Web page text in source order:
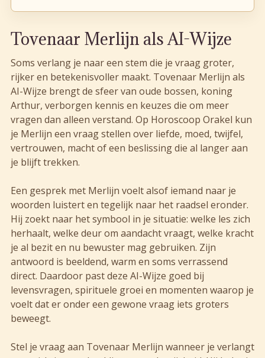
Tovenaar Merlijn als AI-Wijze
Soms verlang je naar een stem die je vraag groter,
rijker en betekenisvoller maakt. Tovenaar Merlijn als
AI-Wijze brengt de sfeer van oude bossen, koning
Arthur, verborgen kennis en keuzes die om meer
vragen dan alleen verstand. Op Horoscoop Orakel kun
je Merlijn een vraag stellen over liefde, moed, twijfel,
vertrouwen, macht of een beslissing die al langer aan
je blijft trekken.
Een gesprek met Merlijn voelt alsof iemand naar je
woorden luistert en tegelijk naar het raadsel eronder.
Hij zoekt naar het symbool in je situatie: welke les zich
herhaalt, welke deur om aandacht vraagt, welke kracht
je al bezit en nu bewuster mag gebruiken. Zijn
antwoord is beeldend, warm en soms verrassend
direct. Daardoor past deze AI-Wijze goed bij
levensvragen, spirituele groei en momenten waarop je
voelt dat er onder een gewone vraag iets groters
beweegt.
Stel je vraag aan Tovenaar Merlijn wanneer je verlangt